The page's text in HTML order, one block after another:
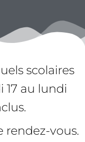
scolaires
17 au lundi
rendez-vous.